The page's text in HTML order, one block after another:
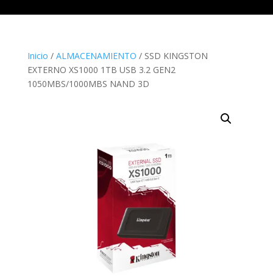
Inicio / ALMACENAMIENTO / SSD KINGSTON
EXTERNO XS1000 1TB USB 3.2 GEN2
1050MBS/1000MBS NAND 3D